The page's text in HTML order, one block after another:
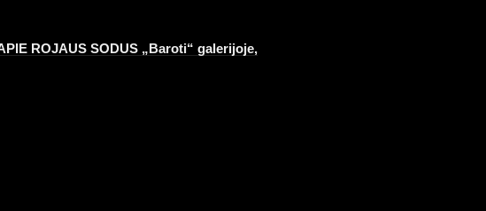
ROJAUS SODUS „Baroti“ galerijoje,